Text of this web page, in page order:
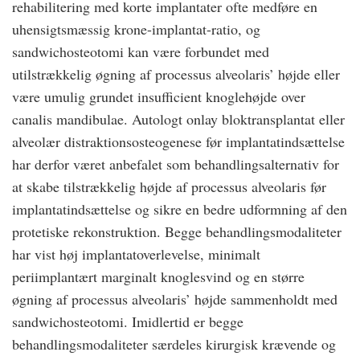
rehabilitering med korte implantater ofte medføre en
uhensigtsmæssig krone-implantat-ratio, og
sandwichosteotomi kan være forbundet med
utilstrækkelig øgning af processus alveolaris’ højde eller
være umulig grundet insufficient knoglehøjde over
canalis mandibulae. Autologt onlay bloktransplantat eller
alveolær distraktionsosteogenese før implantatindsættelse
har derfor været anbefalet som behandlingsalternativ for
at skabe tilstrækkelig højde af processus alveolaris før
implantatindsættelse og sikre en bedre udformning af den
protetiske rekonstruktion. Begge behandlingsmodaliteter
har vist høj implantatoverlevelse, minimalt
periimplantært marginalt knoglesvind og en større
øgning af processus alveolaris’ højde sammenholdt med
sandwichosteotomi. Imidlertid er begge
behandlingsmodaliteter særdeles kirurgisk krævende og